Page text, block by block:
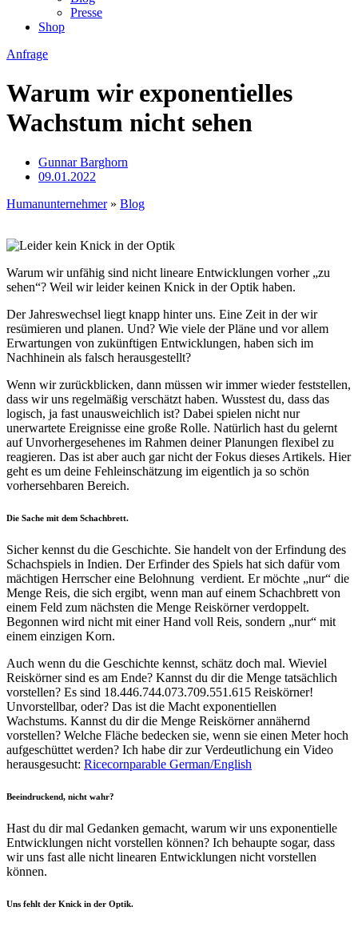
Presse
Shop
Anfrage
Warum wir exponentielles
Wachstum nicht sehen
Gunnar Barghorn
09.01.2022
Humanunternehmer» Blog
Warum wir unfähig sind nicht lineare Entwicklungen vorher „zu
sehen“? Weil wir leider keinen Knick in der Optik haben.
Der Jahreswechsel liegt knapp hinter uns. Eine Zeit in der wir
resümieren und planen. Und? Wie viele der Pläne und vor allem
Erwartungen von zukünftigen Entwicklungen, haben sich im
Nachhinein als falsch herausgestellt?
Wenn wir zurückblicken, dann müssen wir immer wieder feststellen,
dass wir uns regelmäßig verschätzt haben. Wusstest du, dass das
logisch, ja fast unausweichlich ist? Dabei spielen nicht nur
unerwartete Ereignisse eine große Rolle. Natürlich hast du gelernt
auf Unvorhergesehenes im Rahmen deiner Planungen flexibel zu
reagieren. Das ist aber auch gar nicht der Fokus dieses Artikels. Hier
geht es um deine Fehleinschätzung im eigentlich ja so schön
vorhersehbaren Bereich.
Die Sache mit dem Schachbrett.
Sicher kennst du die Geschichte. Sie handelt von der Erfindung des
Schachspiels in Indien. Der Erfinder des Spiels hat sich dafür vom
mächtigen Herrscher eine Belohnung verdient. Er möchte „nur“ die
Menge Reis, die sich ergibt, wenn man auf einem Schachbrett von
einem Feld zum nächsten die Menge Reiskörner verdoppelt.
Begonnen wird nicht mit einer Hand voll Reis, sondern „nur“ mit
einem einzigen Korn.
Auch wenn du die Geschichte kennst, schätz doch mal. Wieviel
Reiskörner sind es am Ende? Kannst du dir die Menge tatsächlich
vorstellen? Es sind 18.446.744.073.709.551.615 Reiskörner!
Unvorstellbar, oder? Das ist die Macht exponentiellen
Wachstums. Kannst du dir die Menge Reiskörner annähernd
vorstellen? Welche Fläche bedecken sie, wenn sie einen Meter hoch
aufgeschüttet werden? Ich habe dir zur Verdeutlichung ein Video
herausgesucht: Ricecornparable German/English
Beeindruckend, nicht wahr?
Hast du dir mal Gedanken gemacht, warum wir uns exponentielle
Entwicklungen nicht vorstellen können? Ich behaupte sogar, dass
wir uns fast alle nicht linearen Entwicklungen nicht vorstellen
können.
Uns fehlt der Knick in der Optik.